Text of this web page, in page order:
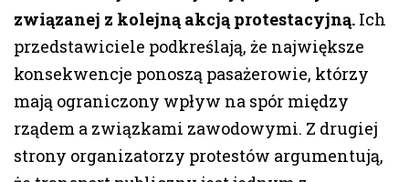
związanej z kolejną akcją protestacyjną. Ich
przedstawiciele podkreślają, że największe
konsekwencje ponoszą pasażerowie, którzy
mają ograniczony wpływ na spór między
rządem a związkami zawodowymi. Z drugiej
strony organizatorzy protestów argumentują,